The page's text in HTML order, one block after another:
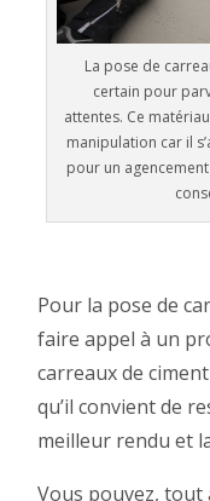
La pose de
certain pour
attentes. Ce
manipulation car il
pour un
Pour la pose de
faire appel à un
carreaux de
qu’il convient de
meilleur rendu et
Vous pouvez, tout